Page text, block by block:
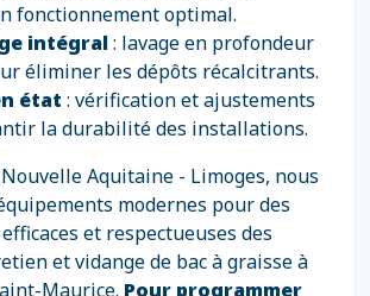
fonctionnement optimal.
intégral: lavage en profondeur
éliminer les dépôts récalcitrants.
état : vérification et ajustements
la durabilité des installations.
Aquitaine - Limoges, nous
modernes pour des
et respectueuses des
et vidange de bac à graisse à
Maurice. Pour programmer